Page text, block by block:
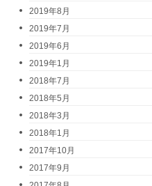
2019年8月
2019年7月
2019年6月
2019年1月
2018年7月
2018年5月
2018年3月
2018年1月
2017年10月
2017年9月